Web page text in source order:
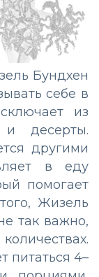
Бундхен
себе в
из
и десерты.
другими
в еду
помогает
Жизель
так важно,
питаться 4–